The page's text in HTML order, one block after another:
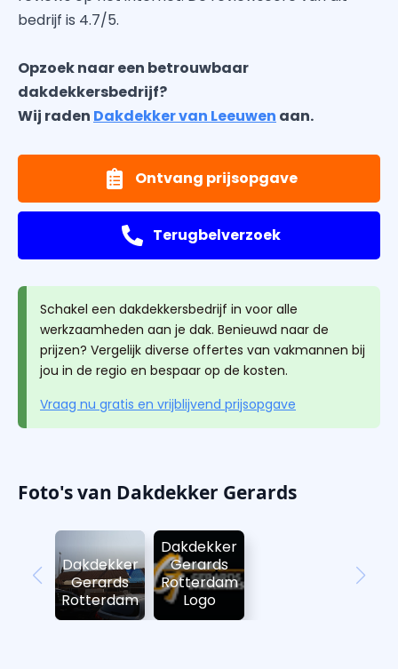
bedrijf is 4.7/5.
Opzoek naar een betrouwbaar
dakdekkersbedrijf?
Wij raden Dakdekker van Leeuwen aan.
Ontvang prijsopgave
Terugbelverzoek
Schakel een dakdekkersbedrijf in voor alle
werkzaamheden aan je dak. Benieuwd naar de
prijzen? Vergelijk diverse offertes van vakmannen bij
jou in de regio en bespaar op de kosten.
Vraag nu gratis en vrijblijvend prijsopgave
Foto's van Dakdekker Gerards
Dakdekker
Gerards
Rotterdam
Dakdekker
Gerards
Rotterdam
Logo